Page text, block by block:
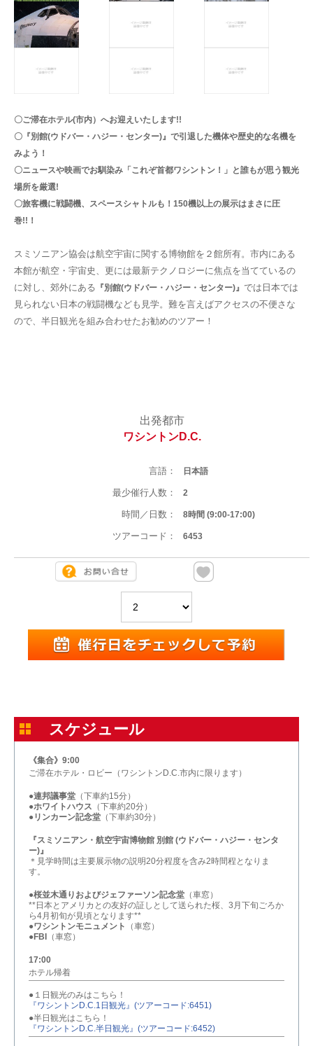
〇ご滞在ホテル(市内）へお迎えいたします!!
〇『別館(ウドバー・ハジー・センター)』で引退した機体や歴史的な名機を
みよう！
〇ニュースや映画でお馴染み「これぞ首都ワシントン！」と誰もが思う観光
場所を厳選!
〇旅客機に戦闘機、スペースシャトルも！150機以上の展示はまさに圧
巻!!！
スミソニアン協会は航空宇宙に関する博物館を２館所有。市内にある
本館が航空・宇宙史、更には最新テクノロジーに焦点を当てているの
に対し、郊外にある 『別館(ウドバー・ハジー・センター)』 では日本では
見られない日本の戦闘機なども見学。難を言えばアクセスの不便さな
ので、半日観光を組み合わせたお勧めのツアー！
出発都市
ワシントンD.C.
言語： 日本語
最少催行人数： 2
時間／日数： 8時間 (9:00-17:00)
ツアーコード： 6453
スケジュール
《集合》9:00
ご滞在ホテル・ロビー（ワシントンD.C.市内に限ります）
●連邦議事堂 （下車約15分）
●ホワイトハウス （下車約20分）
●リンカーン記念堂 （下車約30分）
『スミソニアン・航空宇宙博物館 別館 (ウドバー・ハジー・センタ
ー)』
＊見学時間は主要展示物の説明20分程度を含み2時間程となりま
す。
●桜並木通りおよびジェファーソン記念堂 （車窓）
**日本とアメリカとの友好の証しとして送られた桜、3月下旬ごろか
ら4月初旬が見頃となります**
●ワシントンモニュメント
（車窓）
●FBI （車窓）
17:00
ホテル帰着
●１日観光のみはこちら！
『ワシントンD.C.1日観光』(ツアーコード:6451)
●半日観光はこちら！
『ワシントンD.C.半日観光』(ツアーコード:6452)